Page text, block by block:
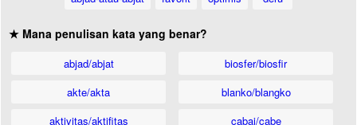
★ Mana penulisan kata yang benar?
abjad/abjat
akte/akta
aktivitas/aktifitas
biosfer/biosfir
blanko/blangko
cabai/cabe